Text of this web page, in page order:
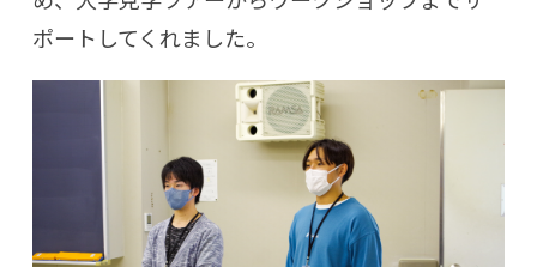
ポートしてくれました。